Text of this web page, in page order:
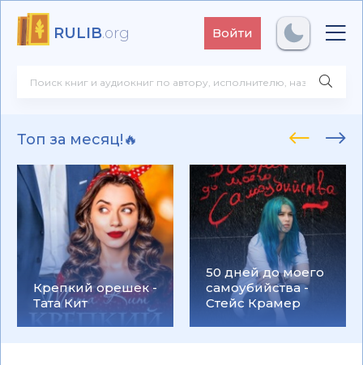
RULIB.org Войти
Топ за месяц!🔥
Крепкий орешек -
Тата Кит
50 дней до моего
самоубийства -
Стейс Крамер